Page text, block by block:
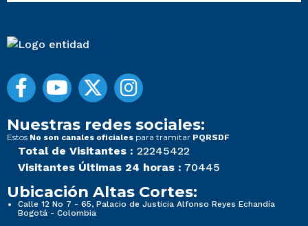
Nuestras redes sociales:
Estos No son canales oficiales para tramitar PQRSDF
Total de Visitantes : 22245422
Visitantes Últimas 24 horas : 70445
Ubicación Altas Cortes:
Calle 12 No 7 - 65, Palacio de Justicia Alfonso Reyes Echandía
Bogotá - Colombia